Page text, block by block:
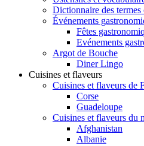
Dictionnaire des termes
Événements
Fêtes
Evénements
Argot de Bouche
Diner Lingo
Cuisines et flaveurs
Cuisines et flaveurs de
Corse
Guadeloupe
Cuisines et flaveurs du
Afghanistan
Albanie